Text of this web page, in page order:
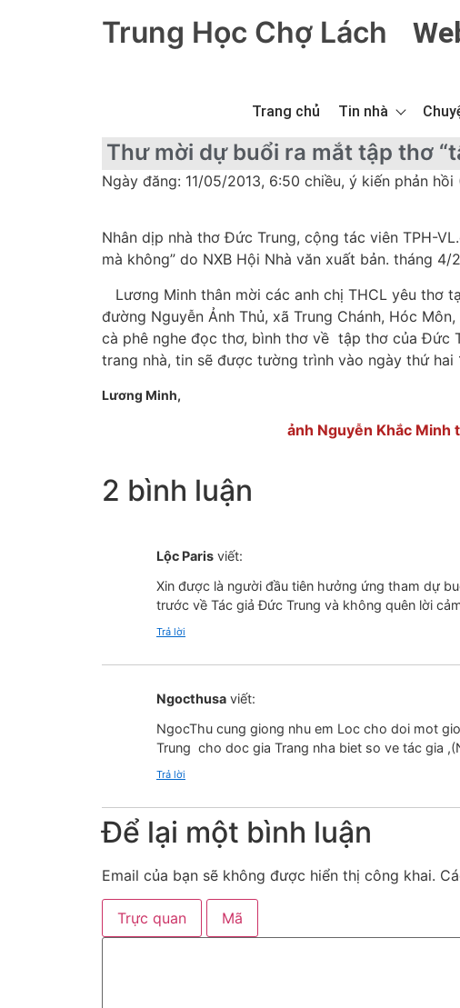
Trung Học Chợ Lách
Trang chủ Tin nhà
Thư mời dự buổi ra mắt tập thơ
Ngày đăng: 11/05/2013, 6:50 chiều, ý kiến phản hồi
Nhân dịp nhà thơ Đức Trung, cộng tác viên TPH-
mà không” do NXB Hội Nhà văn xuất bản. tháng 4/
Lương Minh thân mời các anh chị THCL yêu thơ
đường Nguyễn Ảnh Thủ, xã Trung Chánh, Hóc
cà phê nghe đọc thơ, bình thơ về tập thơ của Đức
trang nhà, tin sẽ được tường trình vào ngày thứ hai
Lương Minh,
ảnh Nguyễn Khắc Minh
2 bình luận
Lộc Paris viết:
Xin được là người đầu tiên hưởng ứng tham dự
trước về Tác giả Đức Trung và không quên lời
Trả lời
Ngocthusa viết:
NgocThu cung giong nhu em Loc cho doi mot
Trung cho doc gia Trang nha biet so ve tác gia
Trả lời
Để lại một bình luận
Email của bạn sẽ không được hiển thị công khai.
Trực quan Mã